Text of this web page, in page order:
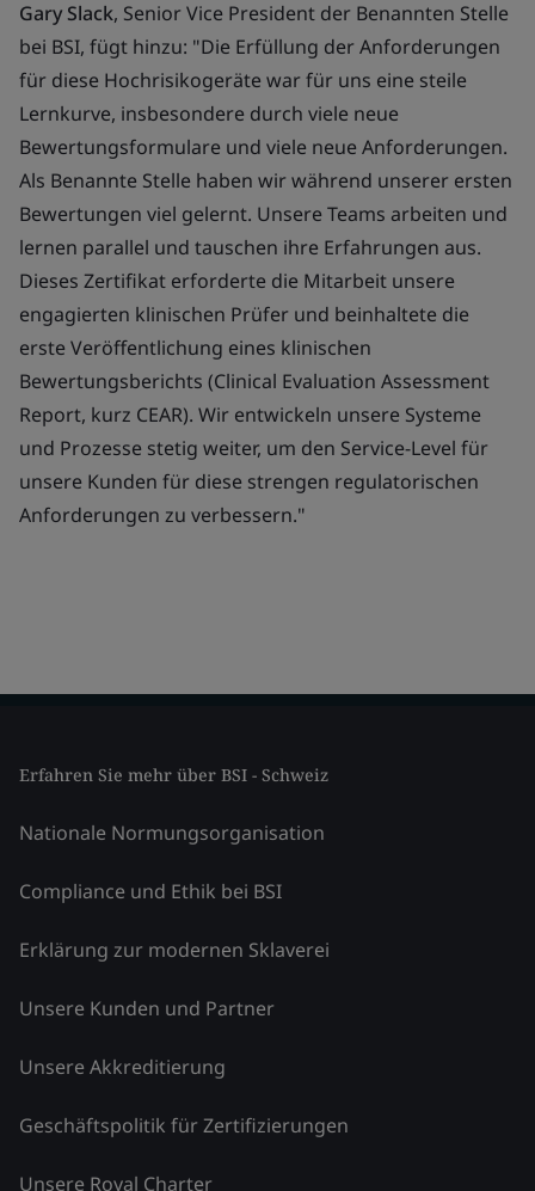
Gary Slack, Senior Vice President der Benannten Stelle
bei BSI, fügt hinzu: "Die Erfüllung der Anforderungen
für diese Hochrisikogeräte war für uns eine steile
Lernkurve, insbesondere durch viele neue
Bewertungsformulare und viele neue Anforderungen.
Als Benannte Stelle haben wir während unserer ersten
Bewertungen viel gelernt. Unsere Teams arbeiten und
lernen parallel und tauschen ihre Erfahrungen aus.
Dieses Zertifikat erforderte die Mitarbeit unsere
engagierten klinischen Prüfer und beinhaltete die
erste Veröffentlichung eines klinischen
Bewertungsberichts (Clinical Evaluation Assessment
Report, kurz CEAR). Wir entwickeln unsere Systeme
und Prozesse stetig weiter, um den Service-Level für
unsere Kunden für diese strengen regulatorischen
Anforderungen zu verbessern."
Erfahren Sie mehr über BSI - Schweiz
Nationale Normungsorganisation
Compliance und Ethik bei BSI
Erklärung zur modernen Sklaverei
Unsere Kunden und Partner
Unsere Akkreditierung
Geschäftspolitik für Zertifizierungen
Unsere Royal Charter